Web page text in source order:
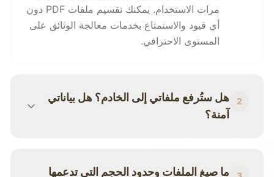
مرات الاستخدام. يمكنك تقسيم ملفات PDF دون
أي قيود والاستمتاع بخدمات معالجة الوثائق على
المستوى الاحترافي.
2
هل ستُرفع ملفاتي إلى الخادم؟ هل بياناتي
آمنة؟
ما صيغ الملفات وحدود الحجم التي تدعمها